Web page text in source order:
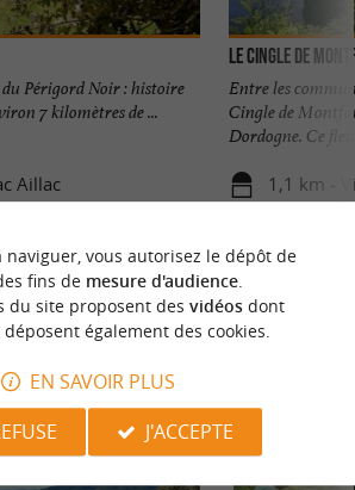
Périgord Noir : histoire
7 kilomètres de ...
Aillac
Le Cingle de
Entre les
Cingle de
Dordogne. Ce
1,1 km -
TESTÉPOUR VOUS
naviguer, vous autorisez le dépôt de
fins de mesure d'audience.
du site proposent des vidéosdont
également des cookies.
EN SAVOIR PLUS
J'ACCEPTE